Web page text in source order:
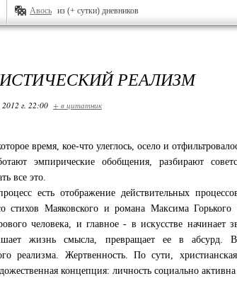
Авось из (+ сутки) дневников
РЕАЛИЗМ
г. 22:00 + в цитатник
время, кое-что улеглось, осело и
эмпирические обобщения, разбирают
все это.
есть отображение действительных
стихов Маяковского и романа Максима
человека, и главное - в искусстве начинает
жизнь смысла, превращает ее в
реализма. Жертвенность. По сути,
концепция: личность социально